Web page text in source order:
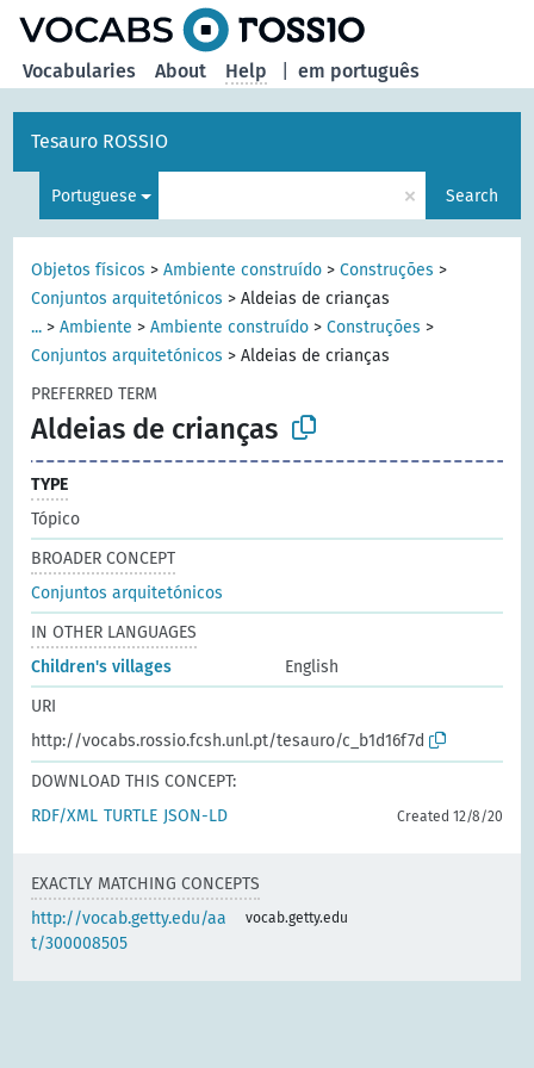
em português
Vocabularies About Help
Tesauro ROSSIO
Portuguese × Search
Objetos físicos >Ambiente construído >Construções >
Conjuntos arquitetónicos >Aldeias de crianças
... >Ambiente >Ambiente construído >Construções >
Conjuntos arquitetónicos >Aldeias de crianças
PREFERRED TERM
Aldeias de crianças
TYPE
Tópico
BROADER CONCEPT
Conjuntos arquitetónicos
IN OTHER LANGUAGES
Children's villages
English
URI
http://vocabs.rossio.fcsh.unl.pt/tesauro/c_b1d16f7d
DOWNLOAD THIS CONCEPT:
RDF/XML TURTLE JSON-LD Created 12/8/20
EXACTLY MATCHING CONCEPTS
http://vocab.getty.edu/aa
t/300008505
vocab.getty.edu